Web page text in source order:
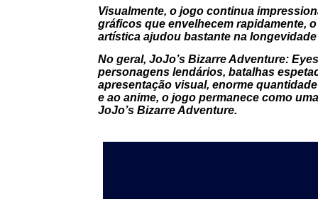
Visualmente, o jogo continua
gráficos que envelhecem rapidamente,
artística ajudou bastante na
No geral, JoJo’s Bizarre Adventure:
personagens lendários, batalhas
apresentação visual, enorme
e ao anime, o jogo permanece como
JoJo’s Bizarre Adventure.